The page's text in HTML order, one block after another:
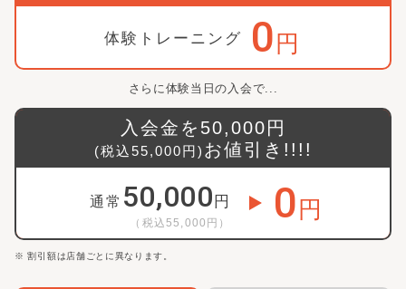
体験トレーニング 0 円
さらに体験当日の入会で...
入会金を 50,000 円
(税込 55,000円) お値引き!!!!
通常 50,000 円
（税込55,000 円） 0 円
※ 割引額は店舗ごとに異なります。